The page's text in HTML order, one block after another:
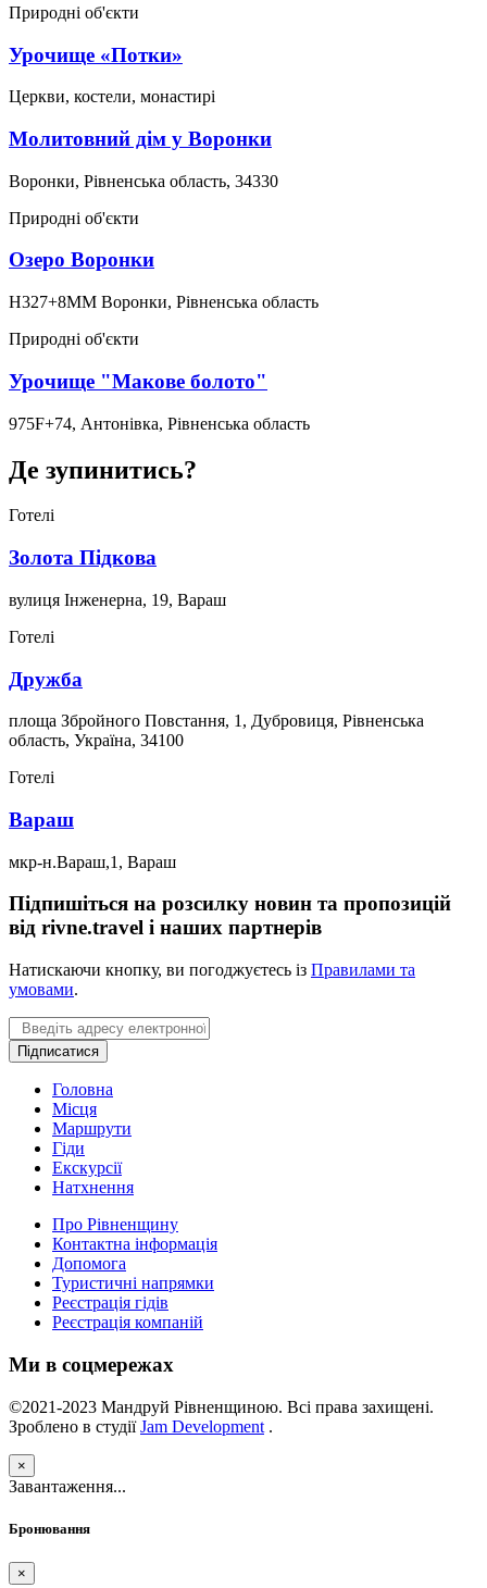
Природні об'єкти
Урочище «Потки»
Церкви, костели, монастирі
Молитовний дім у Воронки
Воронки, Рівненська область, 34330
Природні об'єкти
Озеро Воронки
H327+8MM Воронки, Рівненська область
Природні об'єкти
Урочище "Макове болото"
975F+74, Антонівка, Рівненська область
Де зупинитись?
Готелі
Золота Підкова
вулиця Інженерна, 19, Вараш
Готелі
Дружба
площа Збройного Повстання, 1, Дубровиця, Рівненська
область, Україна, 34100
Готелі
Вараш
мкр-н.Вараш,1, Вараш
Підпишіться на розсилку новин та пропозицій
від rivne.travel і наших партнерів
Натискаючи кнопку, ви погоджуєтесь із Правилами та
умовами.
Email
Підписатися
Головна
Місця
Маршрути
Гіди
Екскурсії
Натхнення
Про Рівненщину
Контактна інформація
Допомога
Туристичні напрямки
Реєстрація гідів
Реєстрація компаній
Ми в соцмережах
©2021-2023 Мандруй Рівненщиною. Всі права захищені.
Зроблено в студіїJam Development .
×
Завантаження...
Бронювання
×